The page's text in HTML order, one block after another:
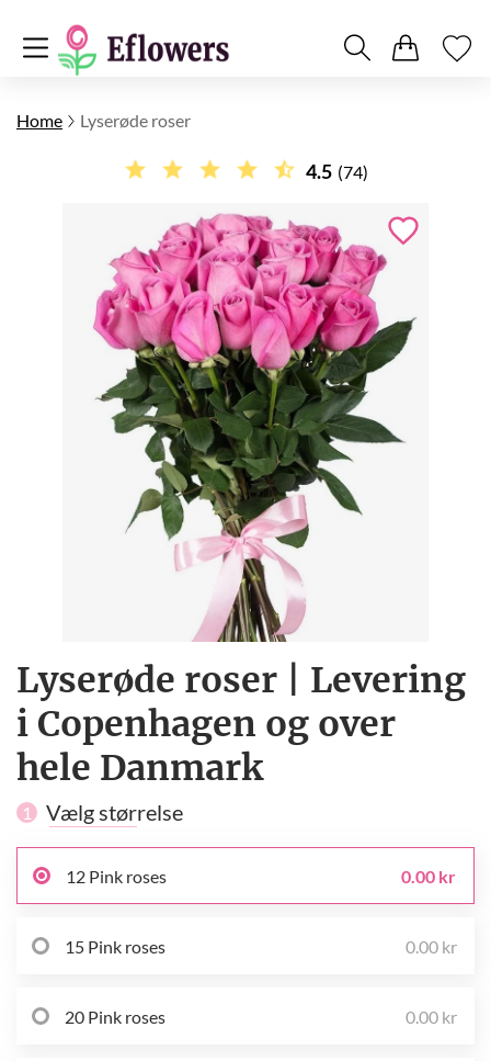
Home Lyserøde roser
4.5 (74)
Lyserøde roser | Levering
i Copenhagen og over
hele Danmark
1 Vælg størrelse
12 Pink roses 0.00 kr
15 Pink roses 0.00 kr
20 Pink roses 0.00 kr